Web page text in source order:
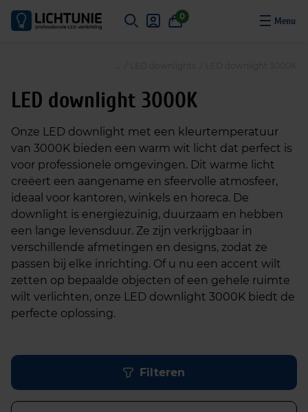
0
LED downlight 3000K
Onze LED downlight met een kleurtemperatuur
van 3000K bieden een warm wit licht dat perfect is
voor professionele omgevingen. Dit warme licht
creëert een aangename en sfeervolle atmosfeer,
ideaal voor kantoren, winkels en horeca. De
downlight is energiezuinig, duurzaam en hebben
een lange levensduur. Ze zijn verkrijgbaar in
verschillende afmetingen en designs, zodat ze
passen bij elke inrichting. Of u nu een accent wilt
zetten op bepaalde objecten of een gehele ruimte
wilt verlichten, onze LED downlight 3000K biedt de
perfecte oplossing.
Filteren